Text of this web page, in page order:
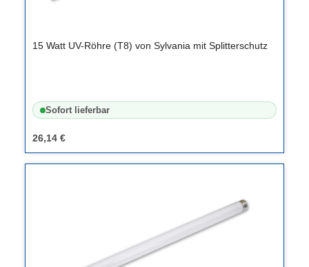
15 Watt UV-Röhre (T8) von Sylvania mit Splitterschutz
Sofort lieferbar
26,14 €